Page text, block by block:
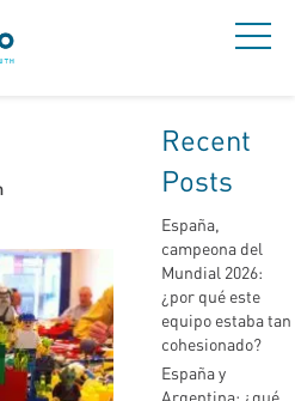
Recent
Posts
España,
campeona del
Mundial 2026:
¿por qué este
equipo estaba tan
cohesionado?
España y
Argentina: ¿qué